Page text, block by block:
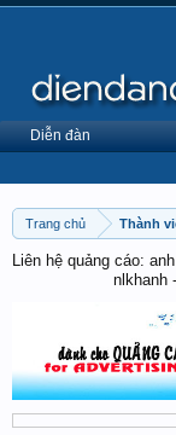
Trang chủ Thành
Liên hệ quảng cáo:
nlkhanh
Diễn đàn